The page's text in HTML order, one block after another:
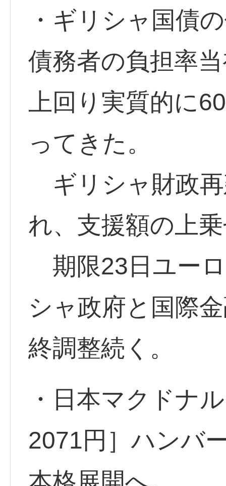
・ギリシャ国債
債務者の負担率
上回り実質的に
ってきた。
ギリシャ財政
れ、支援額の上
期限23日ユー
シャ政府と国際
終調整続く。
・日本マクドナ
2071円］ハンバ